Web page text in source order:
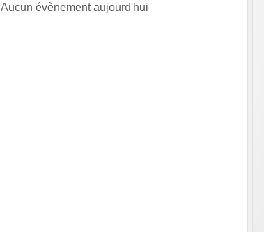
Aucun évènement aujourd'hui